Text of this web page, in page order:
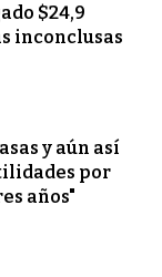
$24,9
inconclusas
y aún así
por
años"